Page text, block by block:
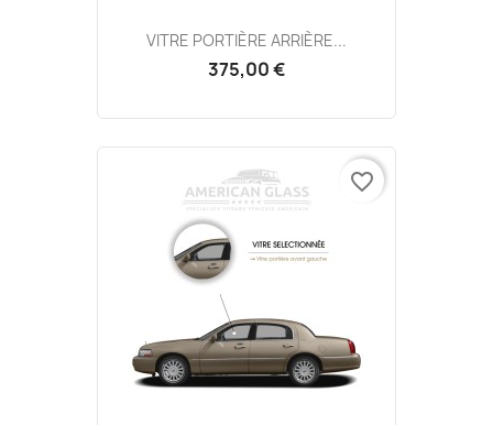
VITRE PORTIÈRE ARRIÈRE...
375,00 €
favorite_border